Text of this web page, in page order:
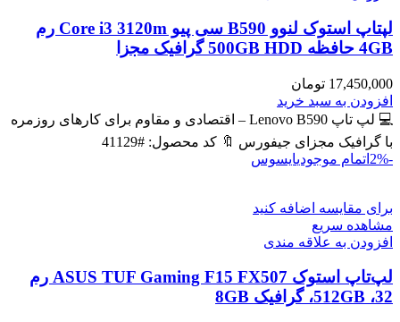
لپتاپ استوک لنوو B590 سی پیو Core i3 3120m رم
4GB حافظه 500GB HDD گرافیک مجزا
17,450,000 تومان
افزودن به سبد خرید
💻 لپ تاپ Lenovo B590 – اقتصادی و مقاوم برای کارهای روزمره
با گرافیک مجزای جیفورس 🔖 کد محصول: #41129
-2%
اتمام موجودیایسوس
برای مقایسه اضافه کنید
مشاهده سریع
افزودن به علاقه مندی
لپ‌تاپ استوک ASUS TUF Gaming F15 FX507 رم
32، 512GB، گرافیک 8GB